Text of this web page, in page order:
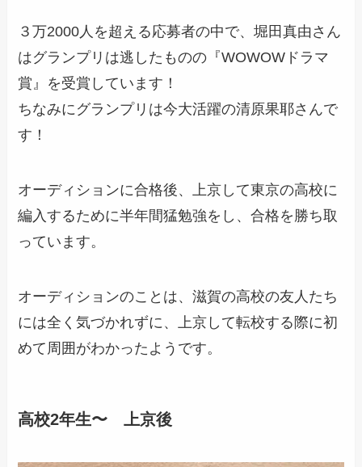
３万2000人を超える応募者の中で、堀田真由さん
はグランプリは逃したものの 『WOWOWドラマ
賞』を受賞 しています！
ちなみにグランプリは今大活躍の清原果耶さんで
す！
オーディションに合格後、上京して東京の高校に
編入するために半年間猛勉強をし、合格を勝ち取
っています。
オーディションのことは、滋賀の高校の友人たち
には全く気づかれずに、上京して転校する際に初
めて周囲がわかったようです。
高校2年生〜 上京後